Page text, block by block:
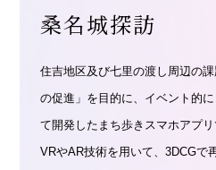
桑名城探訪
住吉地区及び七里の渡し周辺の
の促進」を目的に、イベント的
て開発したまち歩きスマホアプリ
VRやAR技術を用いて、3DCGで